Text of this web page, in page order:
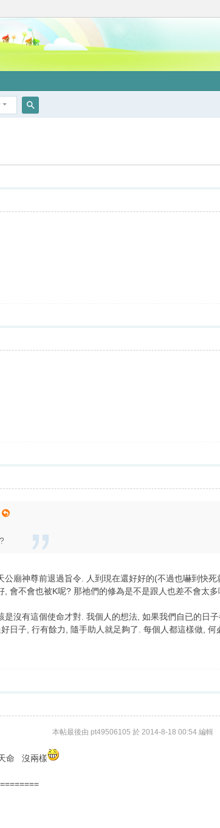
廟神尊前退過旨令. 人到現在還好好的(不過也嚇到快
會不會也被K呢? 那祂們的修為是不是跟人也差不會太多
沒有這個使命才對. 我個人的想法, 如果我們自已的日
日子, 行有餘力, 隨手助人就足夠了. 每個人都這樣做, 何
本帖最後由 pt49506105 於 2014-8-18 00:54 編輯
命 沒兩樣